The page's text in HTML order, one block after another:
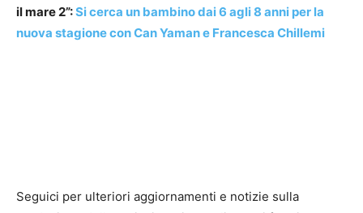
il mare 2”:Si cerca un bambino dai 6 agli 8 anni per la
nuova stagione con Can Yaman e Francesca Chillemi
Seguici per ulteriori aggiornamenti e notizie sulla